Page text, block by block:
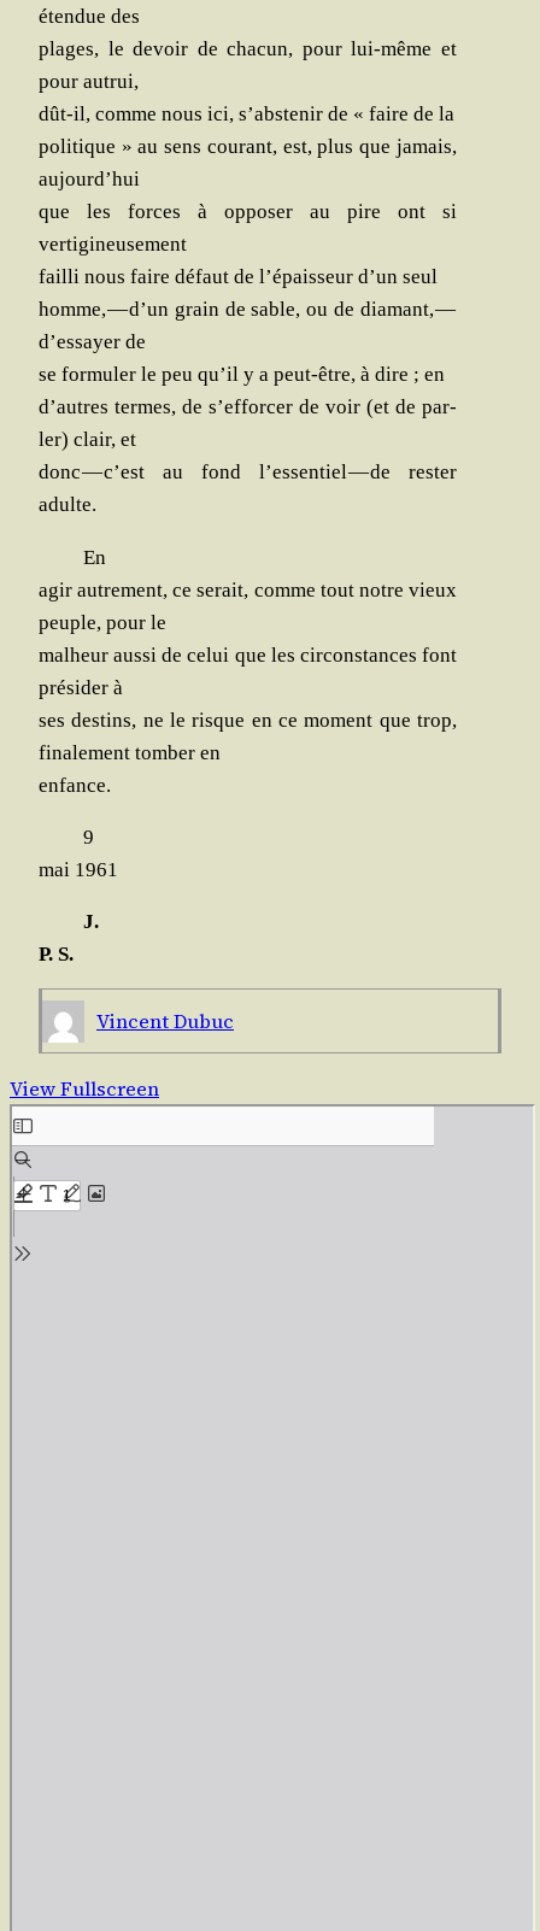
éten­due des
plages, le devoir de cha­cun, pour lui-même et
pour autrui,
dût-il, comme nous ici, s’abstenir de « faire de la
poli­tique » au sens cou­rant, est, plus que jamais,
aujourd’hui
que les forces à oppo­ser au pire ont si
vertigineusement
failli nous faire défaut de l’épaisseur d’un seul
homme, — d’un grain de sable, ou de dia­mant, —
d’essayer de
se for­mu­ler le peu qu’il y a peut-être, à dire ; en
d’autres termes, de s’efforcer de voir (et de par­
ler) clair, et
donc — c’est au fond l’essentiel — de res­ter
adulte.
En
agir autre­ment, ce serait, comme tout notre vieux
peuple, pour le
mal­heur aus­si de celui que les cir­cons­tances font
pré­si­der à
ses des­tins, ne le risque en ce moment que trop,
fina­le­ment tom­ber en
enfance.
9
mai 1961
J.
P. S.
Vincent Dubuc
View Fullscreen